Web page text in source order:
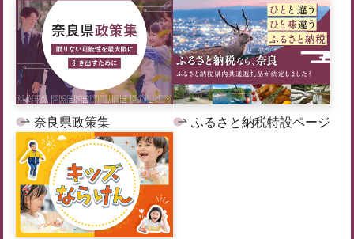
奈良県政策集 ふるさと納税特設ページ